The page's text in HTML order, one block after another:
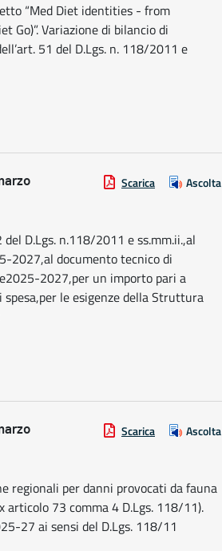
“Med Diet identities - from
Variazione di bilancio di
51 del D.Lgs. n. 118/2011 e
Scarica Ascolta
D.Lgs. n.118/2011 e ss.mm.ii.,al
2027,al documento tecnico di
2027,per un importo pari a
le esigenze della Struttura
Scarica Ascolta
regionali per danni provocati da fauna
73 comma 4 D.Lgs. 118/11).
27 ai sensi del D.Lgs. 118/11